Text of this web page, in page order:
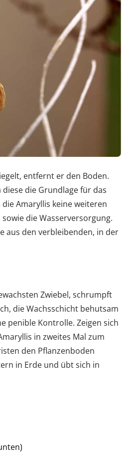
entfernt er den Boden.
die Grundlage für das
Amaryllis keine weiteren
die Wasserversorgung.
aus den verbleibenden, in der
Zwiebel, schrumpft
die Wachsschicht behutsam
penible Kontrolle. Zeigen sich
in zweites Mal zum
den Pflanzenboden
in Erde und übt sich in